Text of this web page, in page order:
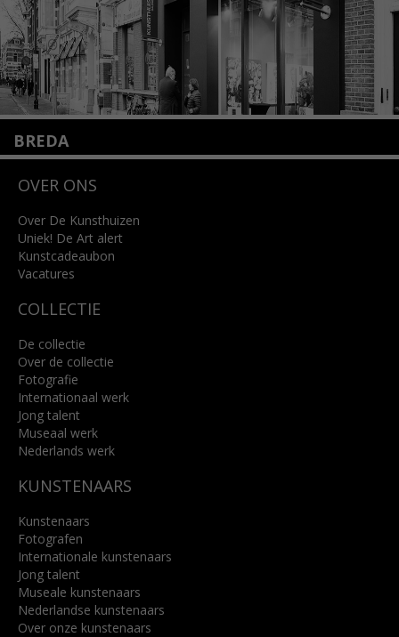
BREDA
4818 SB Breda
info@kunsthuisbreda.nl
Lees meer
OVER ONS
Over De Kunsthuizen
Uniek! De Art alert
Kunstcadeaubon
Vacatures
COLLECTIE
De collectie
Over de collectie
Fotografie
Internationaal werk
Jong talent
Museaal werk
Nederlands werk
KUNSTENAARS
Kunstenaars
Fotografen
Internationale kunstenaars
Jong talent
Museale kunstenaars
Nederlandse kunstenaars
Over onze kunstenaars